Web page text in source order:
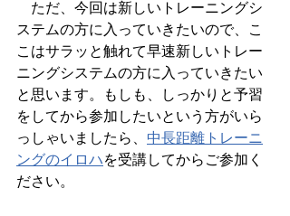
ただ、今回は新しいトレーニングシ
ステムの方に入っていきたいので、こ
こはサラッと触れて早速新しいトレー
ニングシステムの方に入っていきたい
と思います。もしも、しっかりと予習
をしてから参加したいという方がいら
っしゃいましたら、 中長距離トレーニ
ングのイロハを受講してからご参加く
ださい。